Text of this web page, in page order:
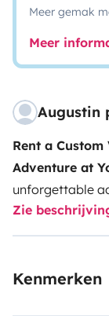
Meer gemak
Meer
Augustin
Rent a
Adventure at
unforgettable
Custom
horizons in style!
yet spacious,
Zie
Kenmerken